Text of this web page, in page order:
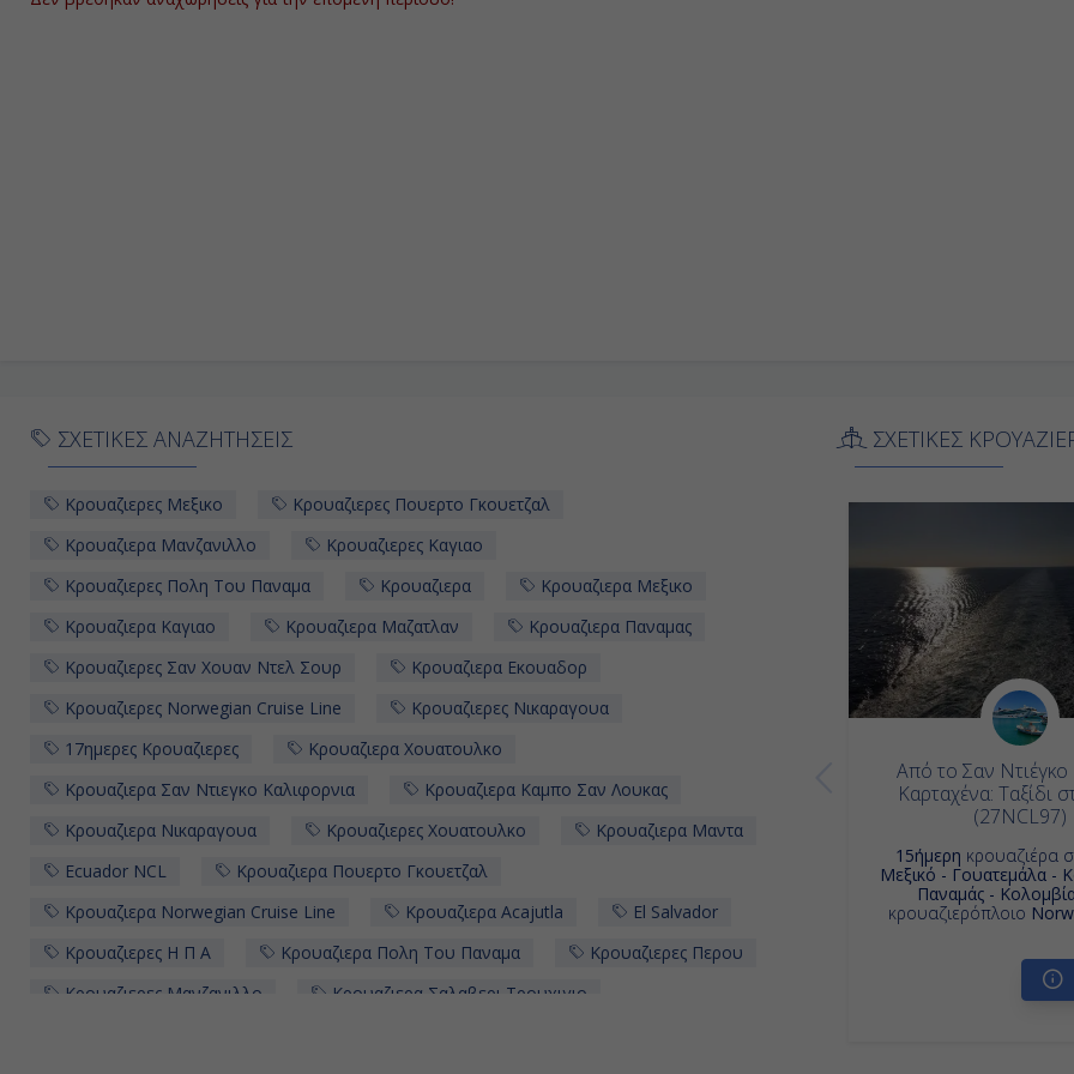
ΣΧΕΤΙΚΕΣ ΑΝΑΖΗΤΗΣΕΙΣ
Κρουαζιερες Μεξικο
Κρουαζιερες Πουερτο Γκουετζαλ
Κρουαζιερα Μανζανιλλο
Κρουαζιερες Καγιαο
Κρουαζιερες Πολη Του Παναμα
Κρουαζιερα
Κρουαζιερα Μεξικο
Κρουαζιερα Καγιαο
Κρουαζιερα Μαζατλαν
Κρουαζιερα Παναμας
Κρουαζιερες Σαν Χουαν Ντελ Σουρ
Κρουαζιερα Εκουαδορ
Κρουαζιερες Norwegian Cruise Line
Κρουαζιερες Νικαραγουα
17ημερες Κρουαζιερες
Κρουαζιερα Χουατουλκο
Κρουαζιερα Σαν Ντιεγκο Καλιφορνια
Κρουαζιερα Καμπο Σαν Λουκας
Κρουαζιερα Νικαραγουα
Κρουαζιερες Χουατουλκο
Κρουαζιερα Μαντα
Ecuador NCL
Κρουαζιερα Πουερτο Γκουετζαλ
Κρουαζιερα Norwegian Cruise Line
Κρουαζιερα Acajutla
El Salvador
Κρουαζιερες Η Π Α
Κρουαζιερα Πολη Του Παναμα
Κρουαζιερες Περου
Κρουαζιερες Μανζανιλλο
Κρουαζιερα Σαλαβερι Τρουχιγιο
ΣΧΕΤΙΚΕΣ
Από το Σαν Ντιέγκο
Καρταχένα: Ταξίδι
(27NCL97)
15ήμερη κρουαζιέρα
Μεξικό - Γουατεμάλα -
Παναμάς -
κρουαζιερόπλοιο